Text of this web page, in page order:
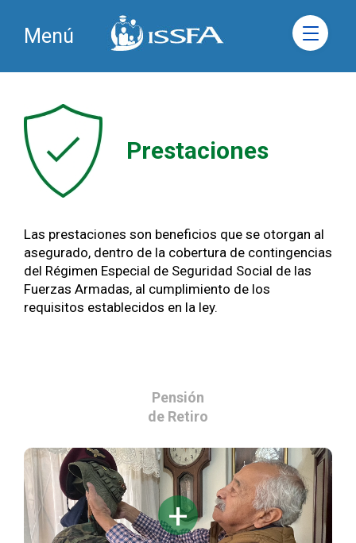
Menú
Prestaciones
Las prestaciones son beneficios que se otorgan al
asegurado, dentro de la cobertura de contingencias
del Régimen Especial de Seguridad Social de las
Fuerzas Armadas, al cumplimiento de los
requisitos establecidos en la ley.
Pensión
de Retiro